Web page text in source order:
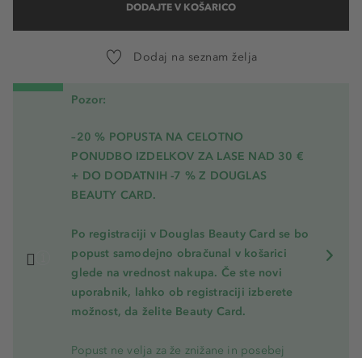
DODAJTE V KOŠARICO
Dodaj na seznam želja
Pozor:
–20 % POPUSTA NA CELOTNO
PONUDBO IZDELKOV ZA LASE NAD 30 €
+ DO DODATNIH -7 % Z DOUGLAS
BEAUTY CARD.
Po registraciji v Douglas Beauty Card se bo
popust samodejno obračunal v košarici
glede na vrednost nakupa. Če ste novi
uporabnik, lahko ob registraciji izberete
možnost, da želite Beauty Card.
Popust ne velja za že znižane in posebej